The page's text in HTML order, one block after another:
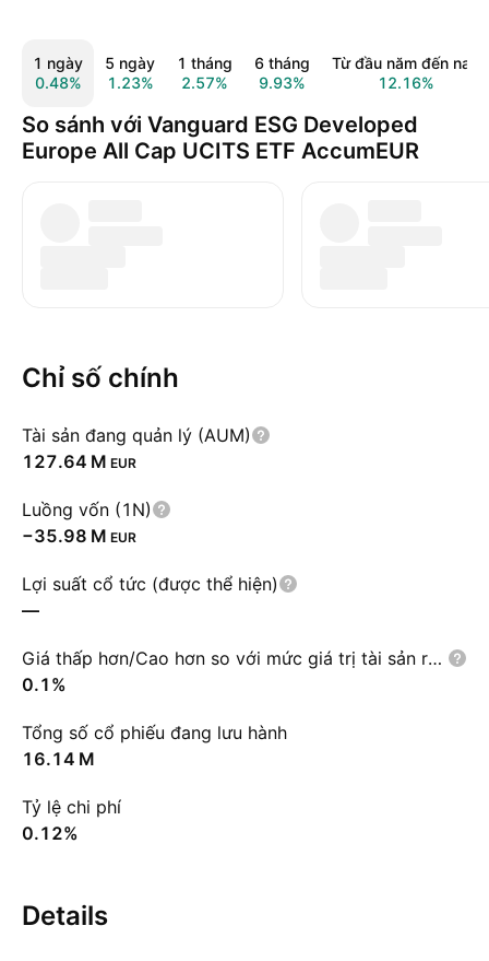
1 ngày
0.48%
5 ngày
1.23%
1 tháng
2.57%
6 tháng
9.93%
Từ đầu năm đến nay
12.16%
So sánh với Vanguard ESG Developed
Europe All Cap UCITS ETF AccumEUR
Chỉ số chính
Tài sản đang quản lý (AUM)
‪127.64 M‬ EUR
Luồng vốn (1N)
‪−35.98 M‬ EUR
Lợi suất cổ tức (được thể hiện)
—
Giá thấp hơn/Cao hơn so với mức giá trị tài sản ròng NAV
0.1%
Tổng số cổ phiếu đang lưu hành
‪16.14 M‬
Tỷ lệ chi phí
0.12%
Details